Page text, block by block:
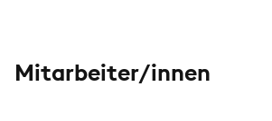
Mitarbeiter/innen